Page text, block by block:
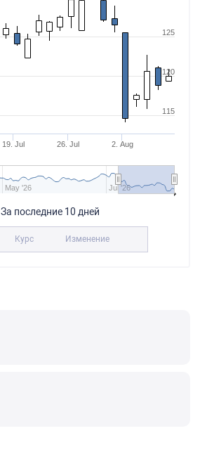
19. Jul 26. Jul 2. Aug
May '26 Jul '26
115
120
125
За последние 10 дней
Курс Изменение